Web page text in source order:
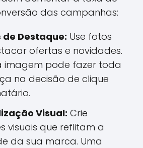
das campanhas:
Destaque: Use fotos
ofertas e novidades.
imagem pode fazer toda
na decisão de clique
Visual: Crie
visuais que reflitam a
da sua marca. Uma